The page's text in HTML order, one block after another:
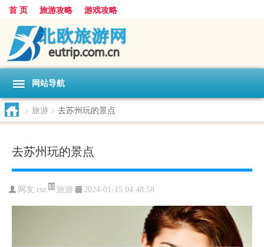
首 页 旅游攻略 游戏攻略
网站导航
> 旅游 > 去苏州玩的景点
去苏州玩的景点
网友:rsz 旅游 2024-01-15 04:48:58